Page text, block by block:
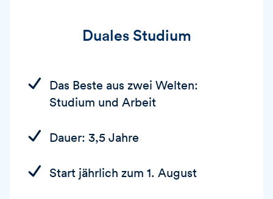
Duales Studium
Das Beste aus zwei Welten:
Studium und Arbeit
Dauer: 3,5 Jahre
Start jährlich zum 1. August